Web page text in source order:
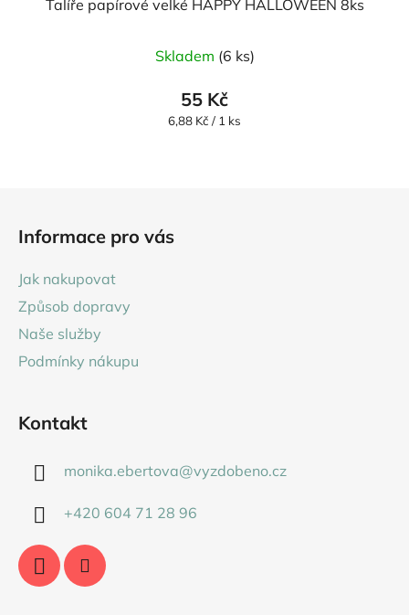
Talíře papírové velké HAPPY HALLOWEEN 8ks
Skladem (6 ks)
55 Kč
Měrná
6,88 Kč / 1 ks
Informace pro vás
Jak nakupovat
Způsob dopravy
Naše služby
Podmínky nákupu
Kontakt
monika.ebertova@vyzdobeno.cz
+420 604 71 28 96